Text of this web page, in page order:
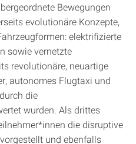
Bewegungen
evolutionäre Konzepte,
elektrifizierte
sowie vernetzte
revolutionäre, neuartige
autonomes Flugtaxi und
die
wurden. Als drittes
die disruptive
und ebenfalls